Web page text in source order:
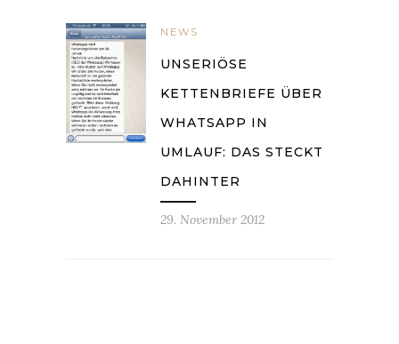
NEWS
UNSERIÖSE
KETTENBRIEFE ÜBER
WHATSAPP IN
UMLAUF: DAS STECKT
DAHINTER
29. November 2012